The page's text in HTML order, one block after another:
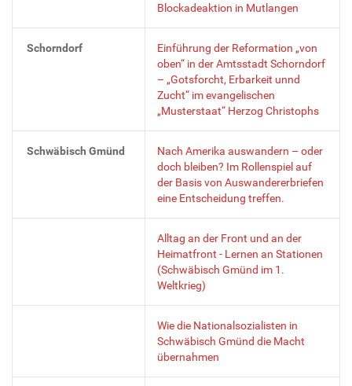
Blockadeaktion in Mutlangen
Schorndorf
Einführung der Reformation „von
oben“ in der Amtsstadt Schorndorf
– „Gotsforcht, Erbarkeit unnd
Zucht“ im evangelischen
„Musterstaat“ Herzog Christophs
Schwäbisch Gmünd
Nach Amerika auswandern – oder
doch bleiben? Im Rollenspiel auf
der Basis von Auswandererbriefen
eine Entscheidung treffen.
Alltag an der Front und an der
Heimatfront - Lernen an Stationen
(Schwäbisch Gmünd im 1.
Weltkrieg)
Wie die Nationalsozialisten in
Schwäbisch Gmünd die Macht
übernahmen